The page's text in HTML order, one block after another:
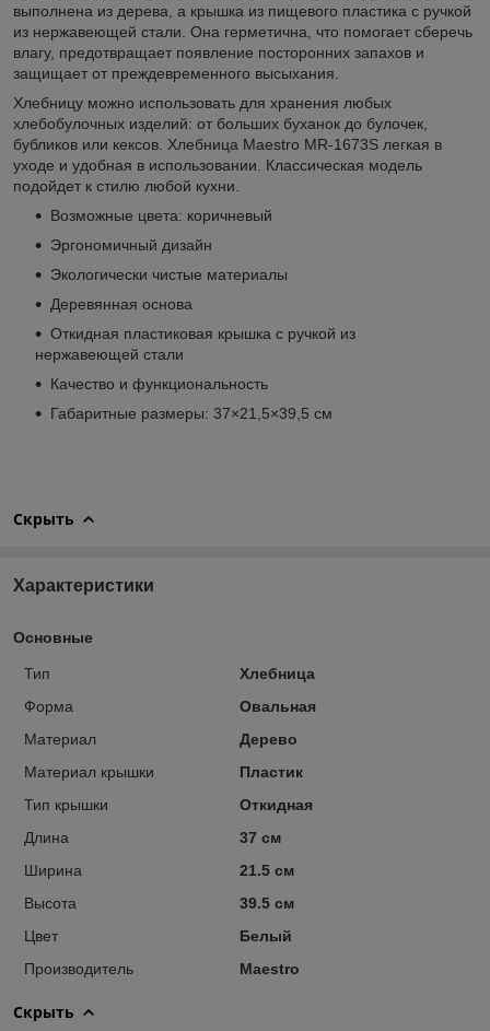
выполнена из дерева, а крышка из пищевого пластика с ручкой
из нержавеющей стали. Она герметична, что помогает сберечь
влагу, предотвращает появление посторонних запахов и
защищает от преждевременного высыхания.
Хлебницу можно использовать для хранения любых
хлебобулочных изделий: от больших буханок до булочек,
бубликов или кексов. Хлебница Maestro MR-1673S легкая в
уходе и удобная в использовании. Классическая модель
подойдет к стилю любой кухни.
Возможные цвета: коричневый
Эргономичный дизайн
Экологически чистые материалы
Деревянная основа
Откидная пластиковая крышка с ручкой из
нержавеющей стали
Качество и функциональность
Габаритные размеры: 37×21,5×39,5 см
Скрыть
Характеристики
Основные
Тип
Хлебница
Форма
Овальная
Материал
Дерево
Материал крышки
Пластик
Тип крышки
Откидная
Длина
37 см
Ширина
21.5 см
Высота
39.5 см
Цвет
Белый
Производитель
Maestro
Скрыть